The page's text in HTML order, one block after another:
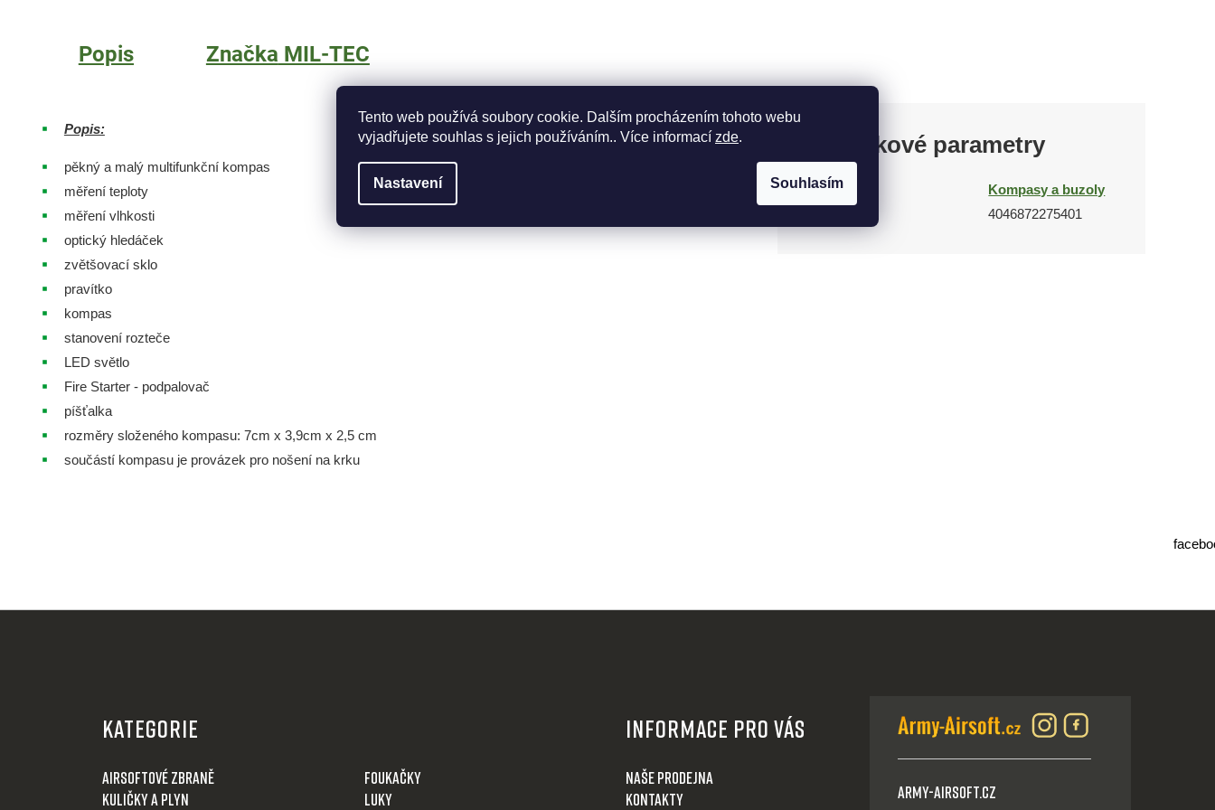
Tento web používá soubory cookie. Dalším procházením tohoto webu
vyjadřujete souhlas s jejich používáním.. Více informací zde.
Nastavení Souhlasím
Popis Značka MIL-TEC
Popis:
pěkný a malý multifunkční kompas
měření teploty
měření vlhkosti
optický hledáček
zvětšovací sklo
pravítko
kompas
stanovení rozteče
LED světlo
Fire Starter - podpalovač
píšťalka
rozměry složeného kompasu: 7cm x 3,9cm x 2,5 cm
součástí kompasu je provázek pro nošení na krku
Doplňkové parametry
Kategorie
Kompasy a buzoly
4046872275401
KATEGORIE
Airsoftové zbraně
Kuličky a plyn
Foukačky
Luky
Informace pro Vás
Naše prodejna
Kontakty
Army-Airsoft.cz